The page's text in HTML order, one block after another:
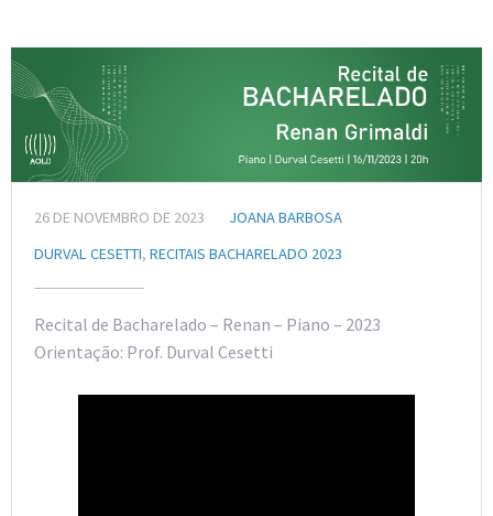
26 DE NOVEMBRO DE 2023
JOANA BARBOSA
DURVAL CESETTI, RECITAIS BACHARELADO 2023
Recital de Bacharelado – Renan – Piano – 2023
Orientação: Prof. Durval Cesetti